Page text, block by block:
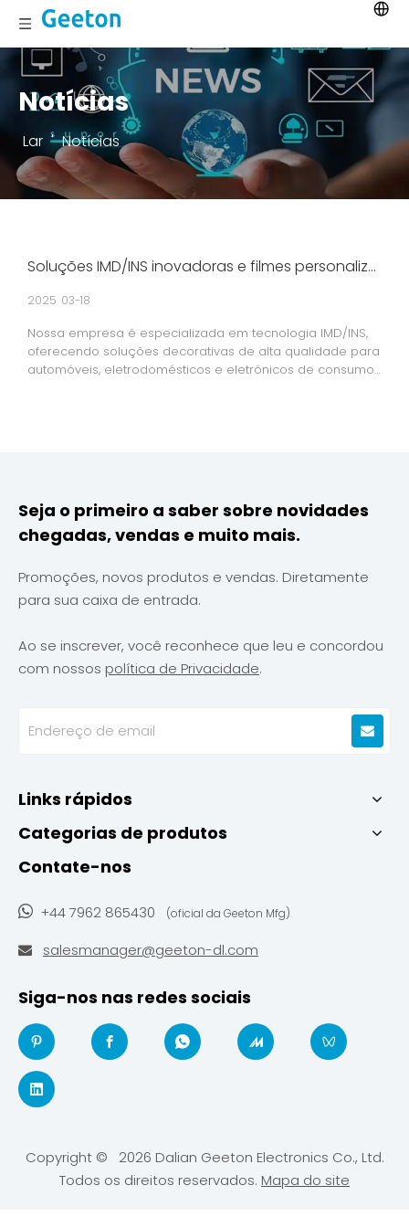
Notícias
Lar ' Notícias
Soluções IMD/INS inovadoras e filmes personalizados: efeitos de grãos de madeira, metálicos e de transmissão de luz para design premium e valor de marca
2025 03-18
Nossa empresa é especializada em tecnologia IMD/INS,
oferecendo soluções decorativas de alta qualidade para
automóveis, eletrodomésticos e eletrônicos de consumo.
Seja o primeiro a saber sobre novidades
chegadas, vendas e muito mais.
Promoções, novos produtos e vendas. Diretamente
para sua caixa de entrada.
Ao se inscrever, você reconhece que leu e concordou
com nossos política de Privacidade.
Links rápidos
Categorias de produtos
Contate-nos
 +44 7962 865430 (oficial da Geeton Mfg)
 salesmanager@geeton-dl.com
Siga-nos nas redes sociais
Copyright © 2026 Dalian Geeton Electronics Co., Ltd.
Todos os direitos reservados. Mapa do site